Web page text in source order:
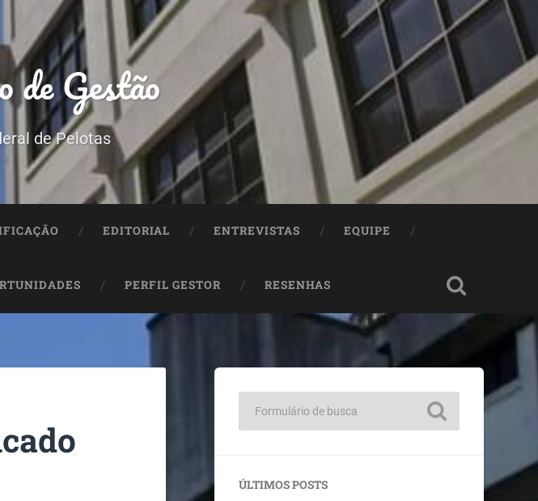
de Gestão
de Pelotas
EDITORIAL ENTREVISTAS EQUIPE
PERFIL GESTOR RESENHAS
ÚLTIMOS POSTS